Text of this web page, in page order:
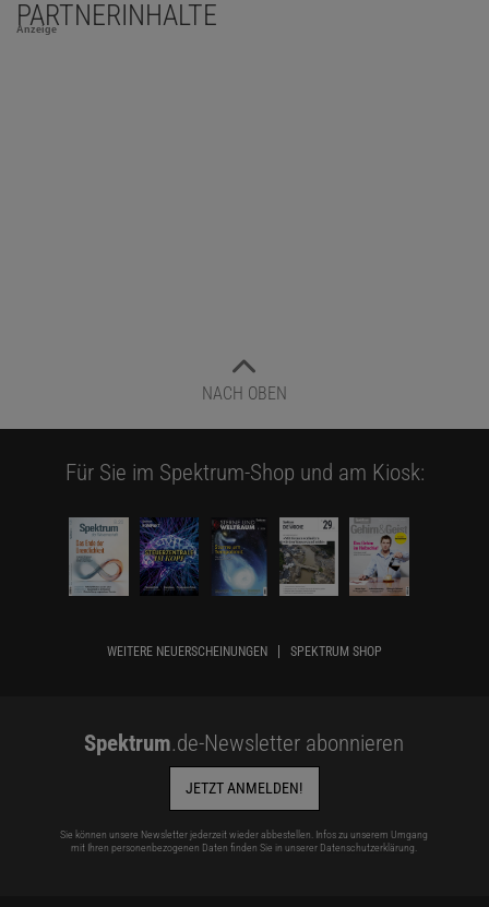
PARTNERINHALTE
Anzeige
NACH OBEN
Für Sie im Spektrum-Shop und am Kiosk:
WEITERE NEUERSCHEINUNGEN SPEKTRUM SHOP
Spektrum.de-Newsletter abonnieren
JETZT ANMELDEN!
Sie können unsere Newsletter jederzeit wieder abbestellen. Infos zu unserem Umgang
mit Ihren personenbezogenen Daten finden Sie in unserer Datenschutzerklärung